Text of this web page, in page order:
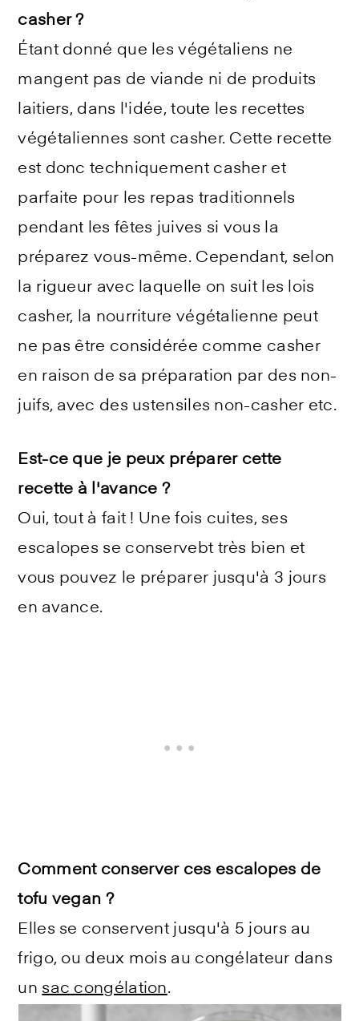
casher ?
Étant donné que les végétaliens ne
mangent pas de viande ni de produits
laitiers, dans l'idée, toute les recettes
végétaliennes sont casher. Cette recette
est donc techniquement casher et
parfaite pour les repas traditionnels
pendant les fêtes juives si vous la
préparez vous-même. Cependant, selon
la rigueur avec laquelle on suit les lois
casher, la nourriture végétalienne peut
ne pas être considérée comme casher
en raison de sa préparation par des non-
juifs, avec des ustensiles non-casher etc.
Est-ce que je peux préparer cette
recette à l'avance ?
Oui, tout à fait ! Une fois cuites, ses
escalopes se conservebt très bien et
vous pouvez le préparer jusqu'à 3 jours
en avance.
Comment conserver ces escalopes de
tofu vegan ?
Elles se conservent jusqu'à 5 jours au
frigo, ou deux mois au congélateur dans
un sac congélation.